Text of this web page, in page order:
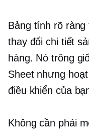
Bảng tính rõ ràng
thay đổi chi tiết
hàng. Nó trông
Sheet nhưng
điều khiển của
Không cần phải